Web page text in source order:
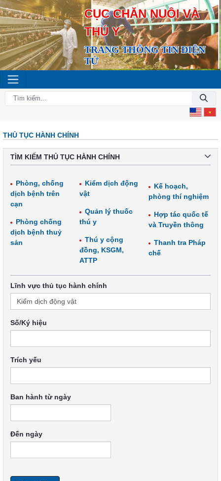
CỤC CHĂN NUÔI VÀ
THÚ Y
TRANG THÔNG TIN ĐIỆN
TỬ
THỦ TỤC HÀNH CHÍNH
TÌM KIẾM THỦ TỤC HÀNH CHÍNH
Phòng, chống
dịch bệnh trên
cạn
Phòng chống
dịch bệnh thuỷ
sản
Kiểm dịch động
vật
Quản lý thuốc
thú y
Thú y cộng
đồng, KSGM,
ATTP
Kế hoạch,
phòng thí nghiệm
Hợp tác quốc tế
và Truyền thông
Thanh tra Pháp
chế
Lĩnh vực thủ tục hành chính
Số/Ký hiệu
Trích yếu
Ban hành từ ngày
Đến ngày